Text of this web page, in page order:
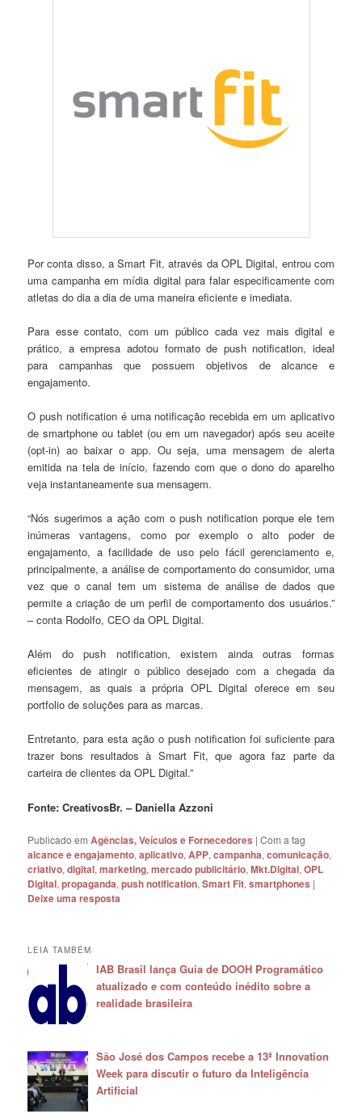
Por conta disso, a Smart Fit, através da OPL Digital, entrou com
uma campanha em mídia digital para falar especificamente com
atletas do dia a dia de uma maneira eficiente e imediata.
Para esse contato, com um público cada vez mais digital e
prático, a empresa adotou formato de push notification, ideal
para campanhas que possuem objetivos de alcance e
engajamento.
O push notification é uma notificação recebida em um aplicativo
de smartphone ou tablet (ou em um navegador) após seu aceite
(opt-in) ao baixar o app. Ou seja, uma mensagem de alerta
emitida na tela de início, fazendo com que o dono do aparelho
veja instantaneamente sua mensagem.
“Nós sugerimos a ação com o push notification porque ele tem
inúmeras vantagens, como por exemplo o alto poder de
engajamento, a facilidade de uso pelo fácil gerenciamento e,
principalmente, a análise de comportamento do consumidor, uma
vez que o canal tem um sistema de análise de dados que
permite a criação de um perfil de comportamento dos usuários.”
– conta Rodolfo, CEO da OPL Digital.
Além do push notification, existem ainda outras formas
eficientes de atingir o público desejado com a chegada da
mensagem, as quais a própria OPL Digital oferece em seu
portfolio de soluções para as marcas.
Entretanto, para esta ação o push notification foi suficiente para
trazer bons resultados à Smart Fit, que agora faz parte da
carteira de clientes da OPL Digital.”
Fonte: CreativosBr. – Daniella Azzoni
Publicado em Agências, Veículos e Fornecedores |Com a tag
alcance e engajamento,aplicativo,APP,campanha,comunicação,
criativo,digital,marketing,mercado publicitário,Mkt.Digital,OPL
Digital,propaganda,push notification,Smart Fit,smartphones |
Deixe uma resposta
LEIA TAMBÉM
IAB Brasil lança Guia de DOOH Programático
atualizado e com conteúdo inédito sobre a
realidade brasileira
São José dos Campos recebe a 13ª Innovation
Week para discutir o futuro da Inteligência
Artificial